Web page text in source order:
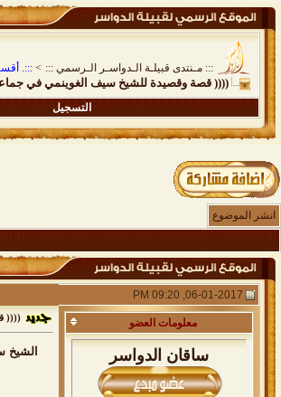
::: مـنتدى قبيلـة الـدواسـر الـرسمي ::: >
:::.
(((( قصة وقصيدة للشيخ سيف الغوينمي في
التسجيل
انشر الموضوع
معلومات العضو
ساقان الدواسر
((((